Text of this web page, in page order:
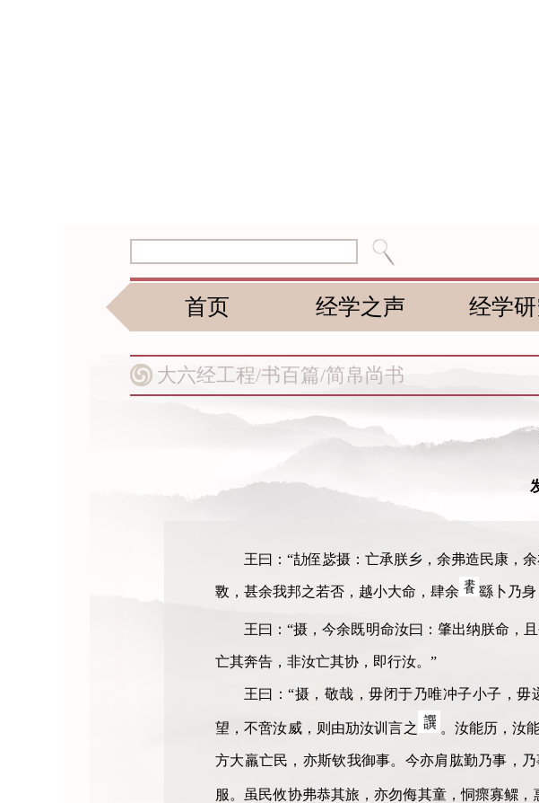
首页 经学之声 经学
大六经工程/书百篇/简帛尚书
王曰：“劼侄毖摄：亡承朕乡，余弗造民康，余
斁，甚余我邦之若否，越小大命，肆余 繇卜乃
王曰：“摄，今余既明命汝曰：肇出纳朕命，
亡其奔告，非汝亡其协，即行汝。”
王曰：“摄，敬哉，毋闭于乃唯冲子小子，
望，不啻汝威，则由劢汝训言之 。汝能历，汝
方大羸亡民，亦斯钦我御事。今亦肩肱勤乃事，
服。虽民攸协弗恭其旅，亦勿侮其童，恫瘝寡鳏